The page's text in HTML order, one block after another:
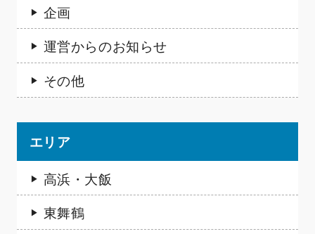
企画
運営からのお知らせ
その他
エリア
高浜・大飯
東舞鶴